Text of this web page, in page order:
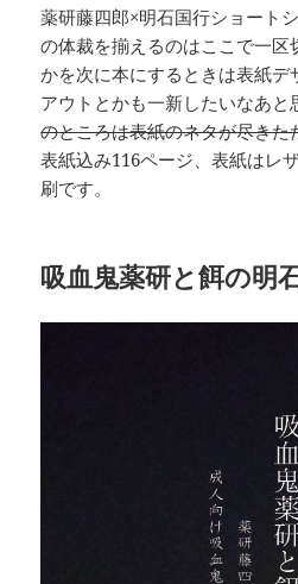
薬研藤四郎×明石国行ショート
の体裁を揃えるのはここで一区
かを次に本にするときは表紙デ
アウトとかも一新したいなあと
のところは表紙のネタが尽きた
表紙込み116ページ、表紙はレ
刷です。
吸血鬼薬研と餌の明